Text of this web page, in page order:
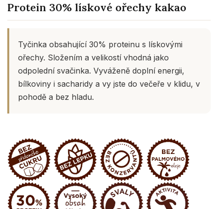
Protein 30% lískové ořechy kakao
Tyčinka obsahující 30% proteinu s lískovými
ořechy. Složením a velikostí vhodná jako
odpolední svačinka. Vyváženě doplní energii,
bílkoviny i sacharidy a vy jste do večeře v klidu, v
pohodě a bez hladu.